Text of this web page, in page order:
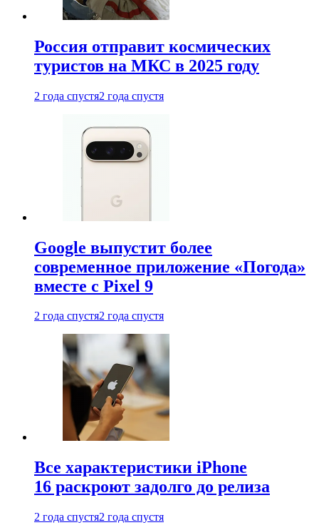
Россия отправит космических
туристов на МКС в 2025 году
2 года спустя2 года спустя
Google выпустит более
современное приложение «Погода»
вместе с Pixel 9
2 года спустя2 года спустя
Все характеристики iPhone
16 раскроют задолго до релиза
2 года спустя2 года спустя